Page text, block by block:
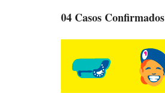
04 Casos Confirmados